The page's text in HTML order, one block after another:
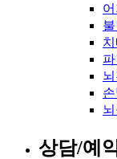
치
상담/예